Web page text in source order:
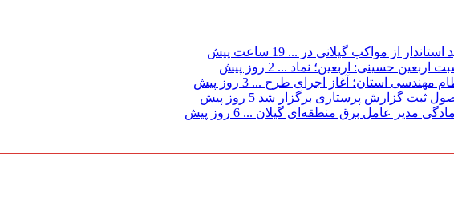
استاندار از مواکب گیلانی در ... 19 ساعت پیش
اربعین حسینی: اربعین؛ نماد ... 2 روز پیش
مهندسی استان؛ آغاز اجرای طرح ... 3 روز پیش
ثبت گزارش پرستاری برگزار شد 5 روز پیش
مدیر عامل برق منطقه‌ای گیلان ... 6 روز پیش